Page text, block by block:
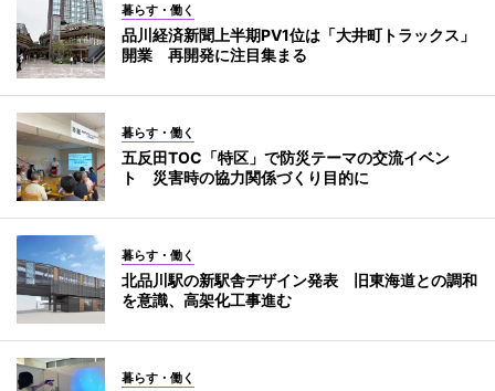
暮らす・働く
品川経済新聞上半期PV1位は「大井町トラックス」
開業 再開発に注目集まる
暮らす・働く
五反田TOC「特区」で防災テーマの交流イベン
ト 災害時の協力関係づくり目的に
暮らす・働く
北品川駅の新駅舎デザイン発表 旧東海道との調和
を意識、高架化工事進む
暮らす・働く